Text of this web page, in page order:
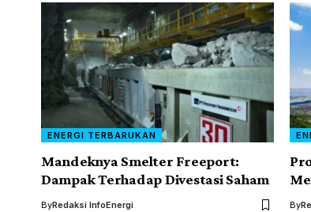
ENERGI TERBARUKAN
Mandeknya Smelter Freeport:
Dampak Terhadap Divestasi Saham
ByRedaksi InfoEnergi By